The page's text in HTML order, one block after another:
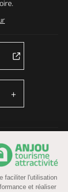
faciliter l'utilisation
et réaliser
conforme